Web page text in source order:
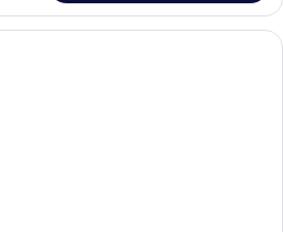
Une chambre d’hôtel moderne